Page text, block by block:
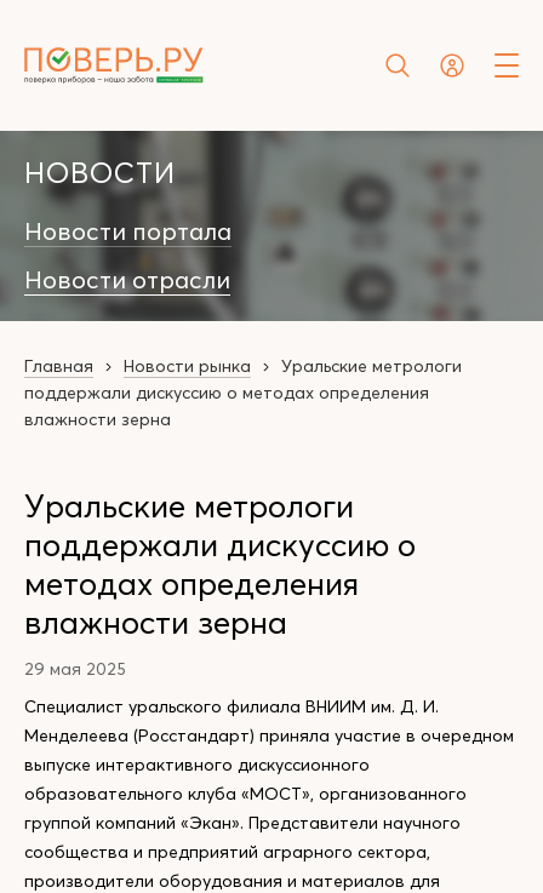
НОВОСТИ
Новости портала
Новости отрасли
Главная Новости рынка
Уральские метрологи
поддержали дискуссию о методах определения
влажности зерна
Уральские метрологи
поддержали дискуссию о
методах определения
влажности зерна
29 мая 2025
Специалист уральского филиала ВНИИМ им. Д. И.
Менделеева (Росстандарт) приняла участие в очередном
выпуске интерактивного дискуссионного
образовательного клуба «МОСТ», организованного
группой компаний «Экан». Представители научного
сообщества и предприятий аграрного сектора,
производители оборудования и материалов для